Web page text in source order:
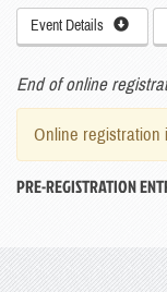
Event Details
End of online
Online registration
PRE-REGISTRATION